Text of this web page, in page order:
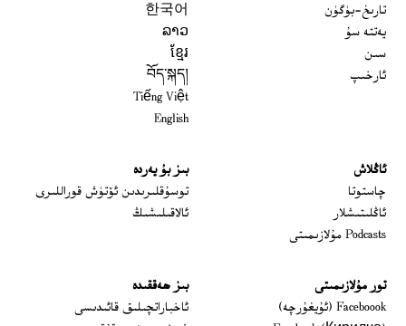
تارىخ-بۈگۈن
يەتتە سۇ
سىن
ئارخىپ
한국어
ລາວ
ខ្មែរ
བོད་སྐད།
Tiếng Việt
English
ئاڭلاش
چاستوتا
ئاڭلىتىشلار
Podcasts مۇلازىمىتى
بىز بۇ يەردە
توسۇقلىرىدىن ئۆتۈش قوراللىرى
ئالاقىلىشىڭ
تور مۇلازىمىتى
Faceboook (ئۇيغۇرچە)
Opens in new window
بىز ھەققىدە
ئاخباراتچىلىق قائىدىسى